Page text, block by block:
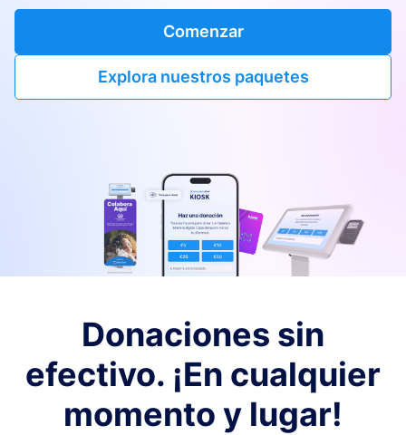
Comenzar
Explora nuestros paquetes
Donaciones sin
efectivo. ¡En cualquier
momento y lugar!